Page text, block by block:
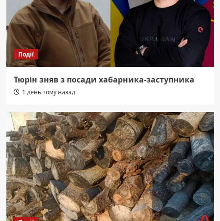
Події
Тюрін зняв з посади хабарника-заступника
1 день тому назад